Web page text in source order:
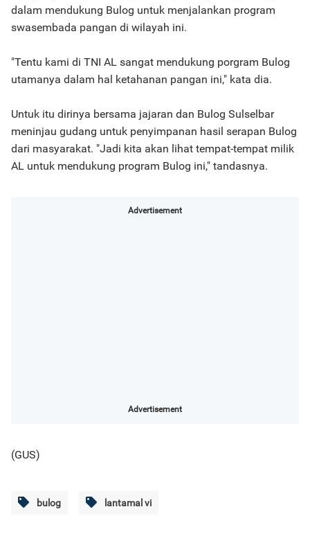
dalam mendukung Bulog untuk menjalankan program
swasembada pangan di wilayah ini.
"Tentu kami di TNI AL sangat mendukung porgram Bulog
utamanya dalam hal ketahanan pangan ini," kata dia.
Untuk itu dirinya bersama jajaran dan Bulog Sulselbar
meninjau gudang untuk penyimpanan hasil serapan Bulog
dari masyarakat. "Jadi kita akan lihat tempat-tempat milik
AL untuk mendukung program Bulog ini," tandasnya.
Advertisement
Advertisement
(GUS)
bulog lantamal vi